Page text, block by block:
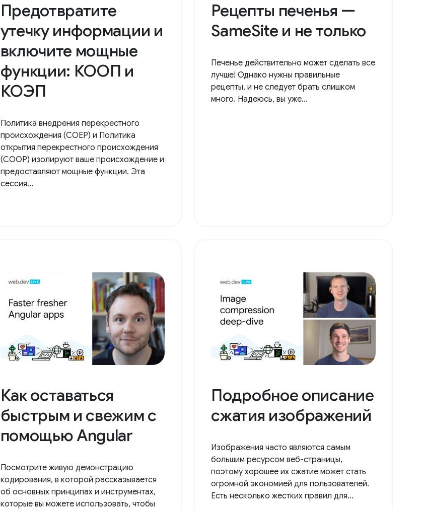
Предотвратите
утечку информации и
включите мощные
функции: КООП и
КОЭП
Политика внедрения перекрестного
происхождения (COEP) и Политика
открытия перекрестного происхождения
(COOP) изолируют ваше происхождение и
предоставляют мощные функции. Эта
сессия...
Рецепты печенья —
SameSite и не только
Печенье действительно может сделать все
лучше! Однако нужны правильные
рецепты, и не следует брать слишком
много. Надеюсь, вы уже...
Как оставаться
быстрым и свежим с
помощью Angular
Посмотрите живую демонстрацию
кодирования, в которой рассказывается
об основных принципах и инструментах,
которые вы можете использовать, чтобы
Подробное описание
сжатия изображений
Изображения часто являются самым
большим ресурсом веб-страницы,
поэтому хорошее их сжатие может стать
огромной экономией для пользователей.
Есть несколько жестких правил для...